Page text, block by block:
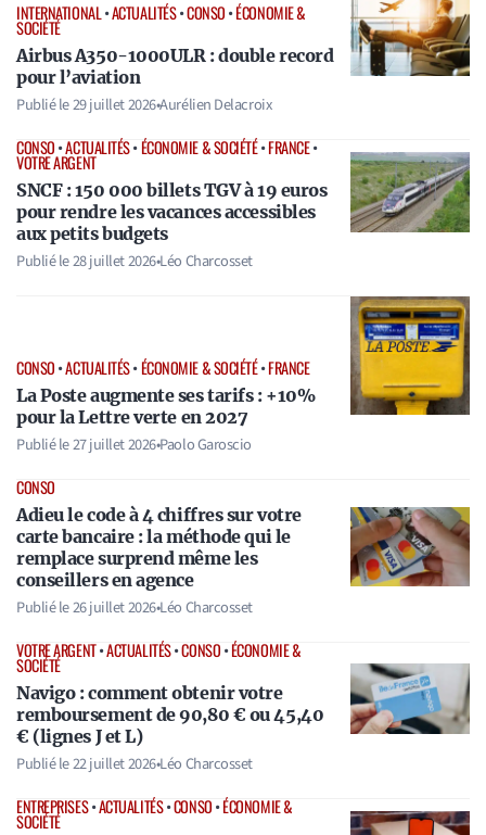
INTERNATIONAL•ACTUALITÉS•CONSO•ÉCONOMIE &
SOCIÉTÉ
Airbus A350-1000ULR : double record
pour l’aviation
Publié le29 juillet 2026•Aurélien Delacroix
CONSO•ACTUALITÉS•ÉCONOMIE & SOCIÉTÉ•FRANCE•
VOTRE ARGENT
SNCF : 150 000 billets TGV à 19 euros
pour rendre les vacances accessibles
aux petits budgets
Publié le28 juillet 2026•Léo Charcosset
CONSO•ACTUALITÉS•ÉCONOMIE & SOCIÉTÉ•FRANCE
La Poste augmente ses tarifs : +10%
pour la Lettre verte en 2027
Publié le27 juillet 2026•Paolo Garoscio
CONSO
Adieu le code à 4 chiffres sur votre
carte bancaire : la méthode qui le
remplace surprend même les
conseillers en agence
Publié le26 juillet 2026•Léo Charcosset
VOTRE ARGENT•ACTUALITÉS•CONSO•ÉCONOMIE &
SOCIÉTÉ
Navigo : comment obtenir votre
remboursement de 90,80 € ou 45,40
€ (lignes J et L)
Publié le22 juillet 2026•Léo Charcosset
ENTREPRISES•ACTUALITÉS•CONSO•ÉCONOMIE &
SOCIÉTÉ